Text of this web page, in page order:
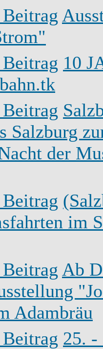
10
Salzburg
der
im
Ab
Adambräu
25. -